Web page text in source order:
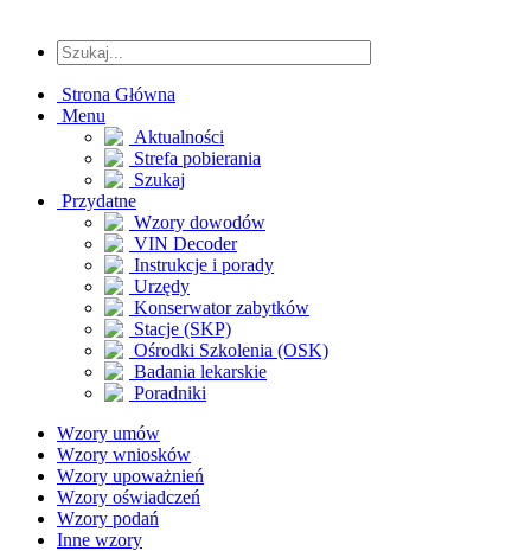
Strona Główna
Menu
Aktualności
Strefa pobierania
Szukaj
Przydatne
Wzory dowodów
VIN Decoder
Instrukcje i porady
Urzędy
Konserwator zabytków
Stacje (SKP)
Ośrodki Szkolenia (OSK)
Badania lekarskie
Poradniki
Wzory umów
Wzory wniosków
Wzory upoważnień
Wzory oświadczeń
Wzory podań
Inne wzory